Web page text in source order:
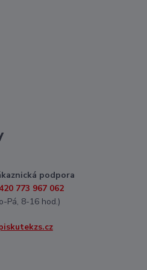
podpora
773 967 062
Pá, 8-16 hod.)